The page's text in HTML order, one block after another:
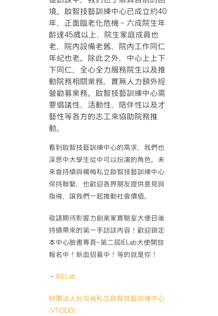
境。啟智技藝訓練中心已成立約40
年，正面臨老化危機–六成院生年
齡達45歲以上、院生家庭成員也
老、院內設備老舊、院內工作同仁
年紀也老。除此之外，中心上上下
下同仁，全心全力服務院生以及推
動院務相關業務，實無人力額外經
營勸募業務。啟智技藝訓練中心需
要倡議性、活動性、陪伴性以及才
藝性等各方的志工來協助院務推
動。
看到啟智技藝訓練中心的需求，我們也
深思中大學生從中可以扮演的角色。未
來會持續與楊梅私立啟智技藝訓練中心
保持聯繫，也歡迎各界朋友提供意見與
指導，讓我們一起推動社會價值。
敬請期待影響力創業家實驗室大使日後
持續帶來的第一手訪談內容！歡迎鎖定
本中心臉書專頁-第二屆IELab大使開放
報名中！新血招募中！等的就是你！
– #IELab
財團法人台灣省私立啟智技藝訓練中心
(VTCIDD)